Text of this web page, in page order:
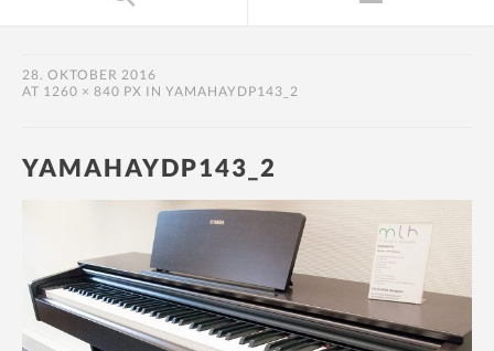
28. OKTOBER 2016
AT 1260 × 840 PX IN YAMAHAYDP143_2
YAMAHAYDP143_2